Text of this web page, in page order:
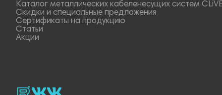
Каталог металлических кабеленесущих систем CLiVE
Скидки и специальные предложения
Сертификаты на продукцию
Статьи
Акции
rutubevk_video.
Vk.